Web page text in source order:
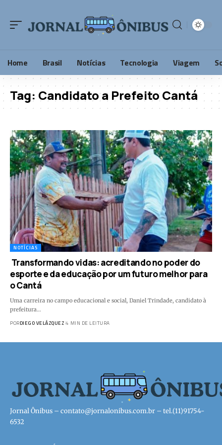
Home Brasil Notícias Tecnologia Viagem
Tag: Candidato a Prefeito Cantá
NOTÍCIAS
Transformando vidas: acreditando no poder do
esporte e da educação por um futuro melhor para
o Cantá
Uma carreira no campo educacional e social, Daniel Trindade, candidato à
prefeitura…
PORDIEGO VELÁZQUEZ 4 MIN DE LEITURA
Jornal Ônibus – contato@jornalonibus.com.br – tel.(11)91754-
6532